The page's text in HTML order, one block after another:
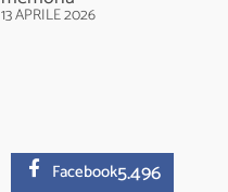
13 APRILE 2026
Facebook5.496